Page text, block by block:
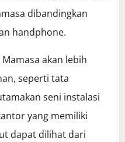
dibandingkan
handphone.
akan lebih
seperti tata
seni instalasi
yang memiliki
dapat dilihat dari